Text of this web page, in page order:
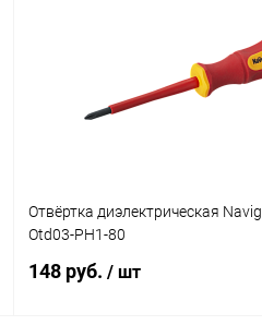
В
Отвёртка диэлектрическая
Otd03-PH1-80
148 руб. / шт